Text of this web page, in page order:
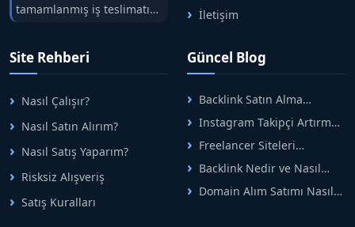
tamamlanmış iş teslimatını
tek çatıda buluşturuyoruz.
arasındaki süreci risksiz
alışveriş sistemi ile koruyan
ticaretin güvenli
adreslerinden birisidir.
İletişim
Site Rehberi
Nasıl Çalışır?
Nasıl Satın Alırım?
Nasıl Satış Yaparım?
Risksiz Alışveriş
Satış Kuralları
Güncel Blog
Backlink Satın Alma
Rehberi: Güvenli SEO İçin
Doğru Adımlar
Instagram Takipçi Artırma
Yöntemleri: Organik Büyüme
Rehberi
Freelancer Siteleri
Arasında Doğru Seçim Nasıl
Yapılır
Backlink Nedir ve Nasıl
Alınır? Etkili Yöntemler
Domain Alım Satımı Nasıl